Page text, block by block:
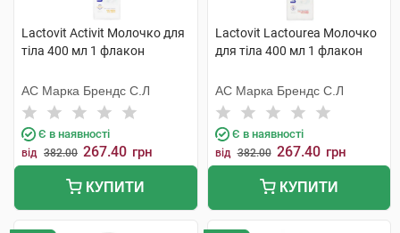
Lactovit Activit Молочко для
тіла 400 мл 1 флакон
АС Марка Брендс С.Л
Є в наявності
від 382.00 267.40 грн
КУПИТИ
Lactovit Lactourea Молочко
для тіла 400 мл 1 флакон
АС Марка Брендс С.Л
Є в наявності
від 382.00 267.40 грн
КУПИТИ